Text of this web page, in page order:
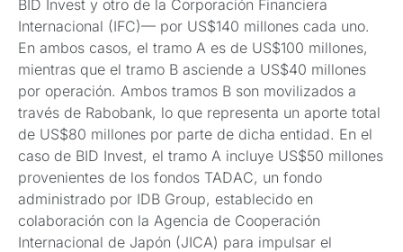
BID Invest y otro de la Corporación Financiera
Internacional (IFC)— por US$140 millones cada uno.
En ambos casos, el tramo A es de US$100 millones,
mientras que el tramo B asciende a US$40 millones
por operación. Ambos tramos B son movilizados a
través de Rabobank, lo que representa un aporte total
de US$80 millones por parte de dicha entidad. En el
caso de BID Invest, el tramo A incluye US$50 millones
provenientes de los fondos TADAC, un fondo
administrado por IDB Group, establecido en
colaboración con la Agencia de Cooperación
Internacional de Japón (JICA) para impulsar el